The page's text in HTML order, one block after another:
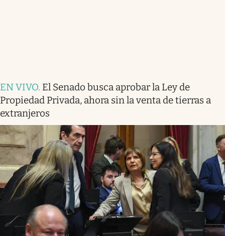
EN VIVO. El Senado busca aprobar la Ley de
Propiedad Privada, ahora sin la venta de tierras a
extranjeros